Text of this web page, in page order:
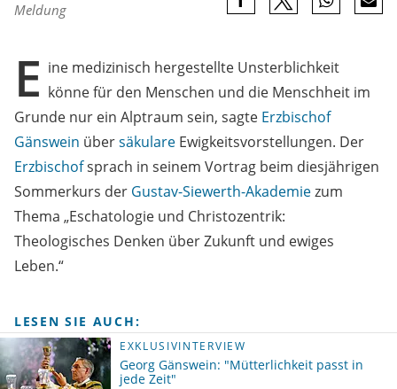
Meldung
E ine medizinisch hergestellte Unsterblichkeit
könne für den Menschen und die Menschheit im
Grunde nur ein Alptraum sein, sagte Erzbischof
Gänswein übersäkulare Ewigkeitsvorstellungen. Der
Erzbischofsprach in seinem Vortrag beim diesjährigen
Sommerkurs der Gustav-Siewerth-Akademiezum
Thema „Eschatologie und Christozentrik:
Theologisches Denken über Zukunft und ewiges
Leben.“
LESEN SIE AUCH:
EXKLUSIVINTERVIEW
Georg Gänswein: "Mütterlichkeit passt in
jede Zeit"